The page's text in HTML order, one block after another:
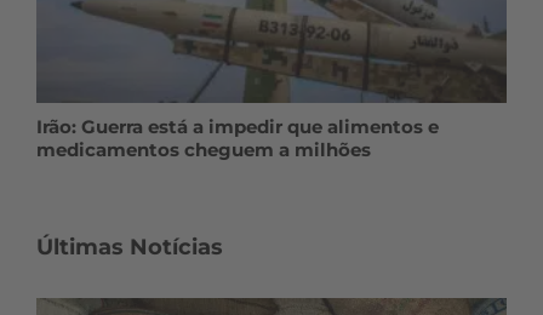
Irão: Guerra está a impedir que alimentos e
medicamentos cheguem a milhões
Últimas Notícias